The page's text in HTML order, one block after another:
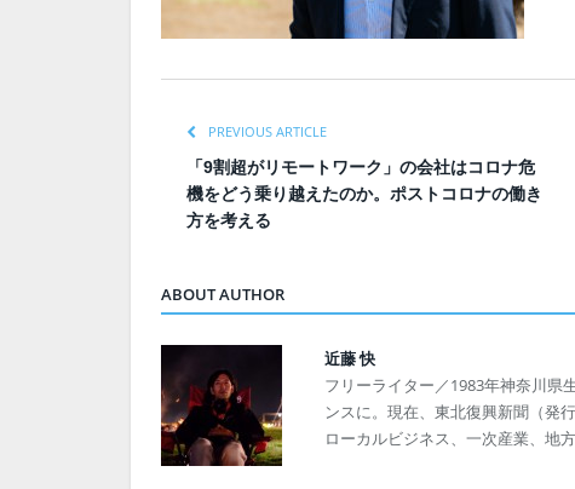
PREVIOUS ARTICLE
「9割超がリモートワーク」の会社はコロナ危
機をどう乗り越えたのか。ポストコロナの働き
方を考える
ABOUT AUTHOR
近藤 快
フリーライター／1983年神奈川県
ンスに。現在、東北復興新聞（発
ローカルビジネス、一次産業、地